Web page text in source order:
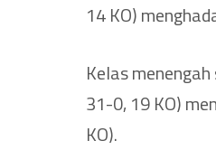
14 KO)
Kelas
31-0, 19 KO)
KO).